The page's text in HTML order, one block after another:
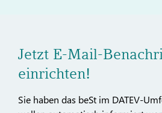
Jetzt E-Mail-
einrichten!
Sie haben das beSt im DATEV-